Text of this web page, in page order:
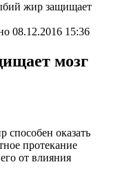
жир защищает
08.12.2016 15:36
мозг
способен оказать
протекание
его от влияния